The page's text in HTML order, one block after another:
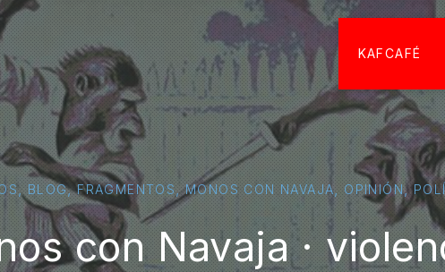
KAFCAFÉ
,BLOG,FRAGMENTOS,MONOS CON NAVAJA,OPINIÓN,
con Navaja ·